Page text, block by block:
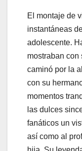
El montaje de
instantáneas
adolescente.
mostraban
caminó por la
con su
momentos
las dulces
fanáticos un
así como al